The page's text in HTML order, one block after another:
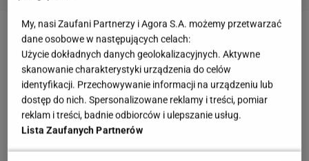
Zobacz wideoStrasznie pysznie ciastka z dwóch
składników. Goście będą krzyczeć... z zachwytu
Szybkie ciasteczka z marmoladą. Lepiej od razu
zrób podwójną porcję
My, nasi Zaufani Partnerzy i Agora S.A. możemy przetwarzać
dane osobowe w następujących celach:
Użycie dokładnych danych geolokalizacyjnych. Aktywne
skanowanie charakterystyki urządzenia do celów
identyfikacji. Przechowywanie informacji na urządzeniu lub
dostęp do nich. Spersonalizowane reklamy i treści, pomiar
reklam i treści, badnie odbiorców i ulepszanie usług.
Lista Zaufanych Partnerów